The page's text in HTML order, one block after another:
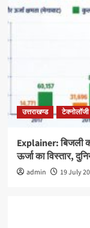
उत्तराखण्ड टेक्नोलॉजी
Explainer: बिजली
ऊर्जा का विस्तार,
admin 19 July